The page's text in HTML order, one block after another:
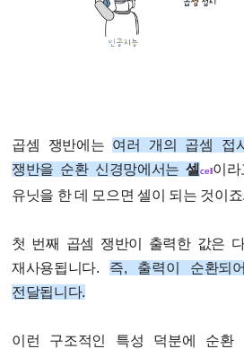
곱셈 쟁반에는 여러 개의 곱셈 접
쟁반을 순환 신경망에서는셀 cell이
유닛을 한 데 모으면 셀이 되는 것이죠.
첫 번째 곱셈 쟁반이 출력한 값은
재사용됩니다. 즉, 출력이 순환되
전달됩니다.
이런 구조적인 특성 덕분에 순환